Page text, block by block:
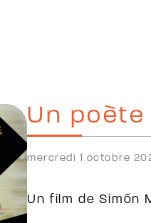
Un poète
mercredi 1 octobre
Un film de Simón